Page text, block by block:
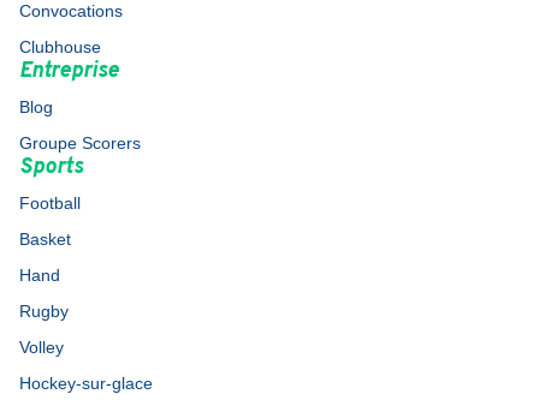
Convocations
Clubhouse
Entreprise
Blog
Groupe Scorers
Sports
Football
Basket
Hand
Rugby
Volley
Hockey-sur-glace